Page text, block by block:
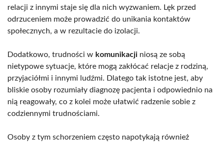
relacji z innymi staje się dla nich wyzwaniem. Lęk przed
odrzuceniem może prowadzić do unikania kontaktów
społecznych, a w rezultacie do izolacji.
Dodatkowo, trudności w komunikacji niosą ze sobą
nietypowe sytuacje, które mogą zakłócać relacje z rodziną,
przyjaciółmi i innymi ludźmi. Dlatego tak istotne jest, aby
bliskie osoby rozumiały diagnozę pacjenta i odpowiednio na
nią reagowały, co z kolei może ułatwić radzenie sobie z
codziennymi trudnościami.
Osoby z tym schorzeniem często napotykają również